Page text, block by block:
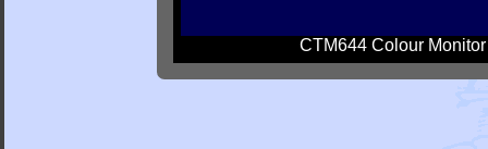
CTM644 Colour Monitor